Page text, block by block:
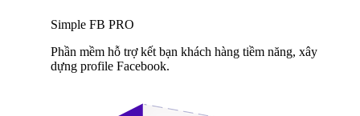
Simple FB PRO
Phần mềm hỗ trợ kết bạn khách hàng tiềm năng, xây
dựng profile Facebook.